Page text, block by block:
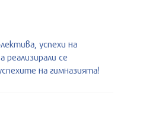
успехи на
реализирали се
на гимназията!